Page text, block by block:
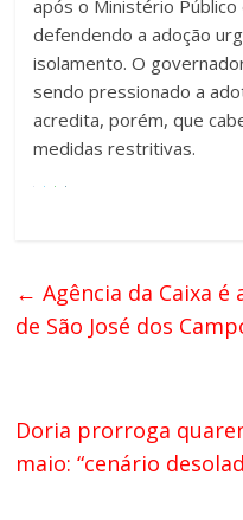
após o Ministério
defendendo a adoção
isolamento. O
sendo pressionado a
acredita, porém, que
medidas restritivas.
← Agência da Caixa
de São José dos
Doria prorroga
maio: “cenário